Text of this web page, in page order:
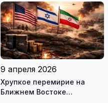
9 апреля 2026
Хрупкое перемирие на
Ближнем Востоке